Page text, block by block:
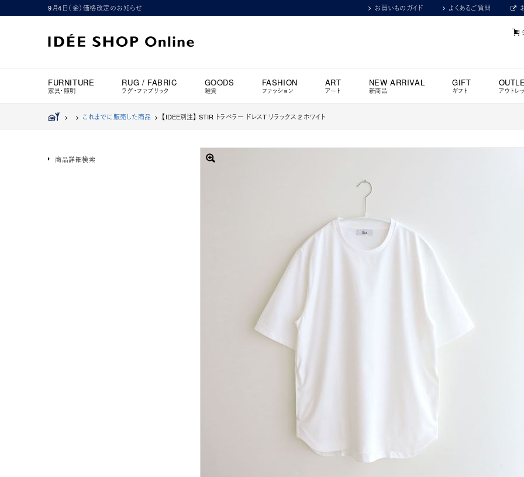
9月4日（金）価格改定のお知らせ お買いものガイド よくあるご質問
FURNITURE
家具・照明
RUG / FABRIC
ラグ・ファブリック
GOODS
雑貨
FASHION
ファッション
ART
アート
NEW ARRIVAL
新商品
GIFT
ギフト アウトレ
> > これまでに販売した商品 > 【IDEE別注】 STIR トラベラー ドレスT リラックス 2 ホワイト
商品詳細検索